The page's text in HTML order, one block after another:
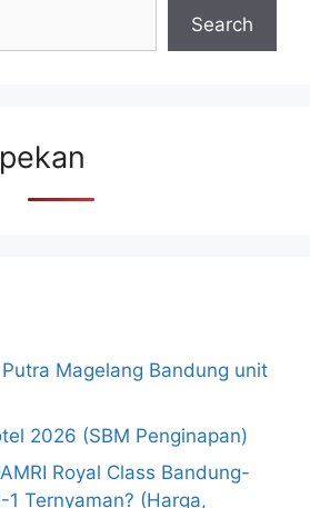
Search
Magelang Bandung unit
2026 (SBM Penginapan)
Royal Class Bandung-
Ternyaman? (Harga,